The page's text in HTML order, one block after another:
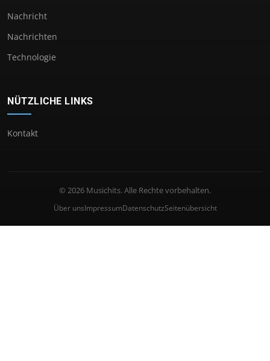
Nachricht
Nachrichten
Technologie
NÜTZLICHE LINKS
Kontakt
© 2026 Musichits. Alle Rechte vorbehalten.
Über unsImpressumDatenschutzSeitenübersicht